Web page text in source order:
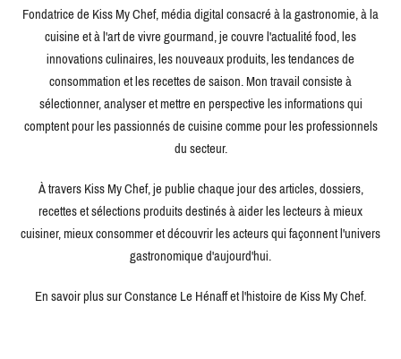
Fondatrice de Kiss My Chef, média digital consacré à la gastronomie, à la
cuisine et à l'art de vivre gourmand, je couvre l'actualité food, les
innovations culinaires, les nouveaux produits, les tendances de
consommation et les recettes de saison. Mon travail consiste à
sélectionner, analyser et mettre en perspective les informations qui
comptent pour les passionnés de cuisine comme pour les professionnels
du secteur.
À travers Kiss My Chef, je publie chaque jour des articles, dossiers,
recettes et sélections produits destinés à aider les lecteurs à mieux
cuisiner, mieux consommer et découvrir les acteurs qui façonnent l'univers
gastronomique d'aujourd'hui.
En savoir plus sur Constance Le Hénaff et l'histoire de Kiss My Chef.